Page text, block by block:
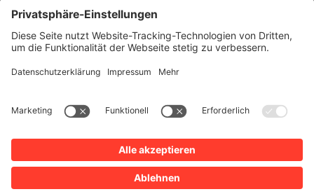
Impressum
Anfahrt
Datenschutz
Barrierefreiheit
Literaturhauses